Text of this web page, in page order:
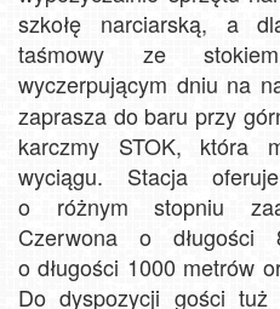
szkołę narciarską, a
taśmowy ze
wyczerpującym dniu na
zaprasza do baru przy
karczmy STOK, która
wyciągu. Stacja
o różnym stopniu
Czerwona o długości
o długości 1000 metrów
Do dyspozycji gości